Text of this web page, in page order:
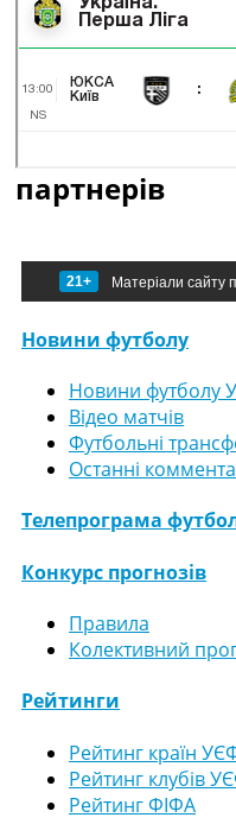
партнерів
21+ Матеріали сайту
Новини футболу
Новини футболу
Відео матчів
Футбольні
Останні
Телепрограма
Конкурс прогнозів
Правила
Колективний
Рейтинги
Рейтинг країн
Рейтинг клубів
Рейтинг ФІФА